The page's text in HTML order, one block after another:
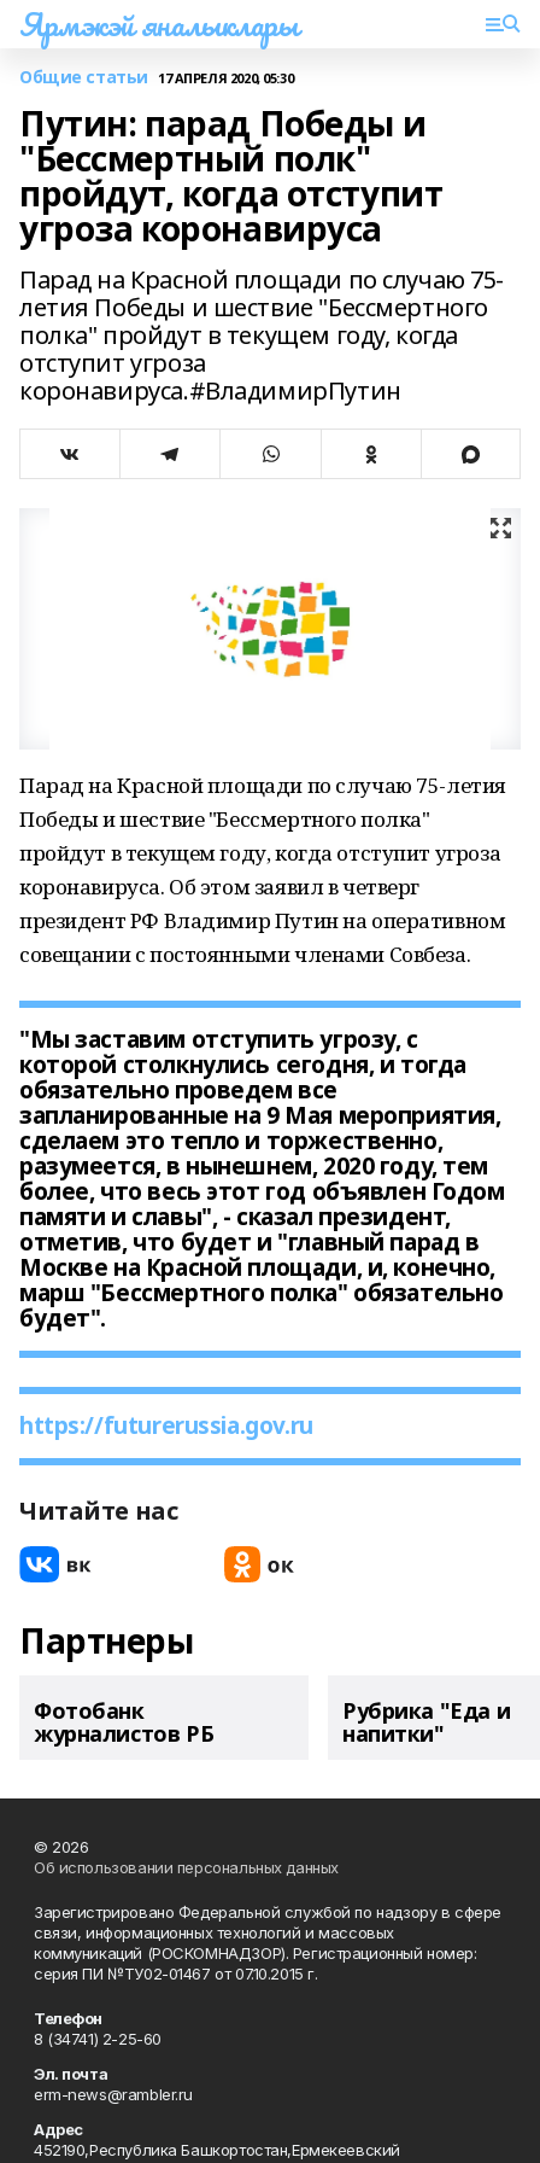
Ярмэкэй яналыклары
Общие статьи 17 АПРЕЛЯ 2020, 05:30
Путин: парад Победы и
"Бессмертный полк"
пройдут, когда отступит
угроза коронавируса
Парад на Красной площади по случаю 75-
летия Победы и шествие "Бессмертного
полка" пройдут в текущем году, когда
отступит угроза
коронавируса.#ВладимирПутин
Парад на Красной площади по случаю 75-летия
Победы и шествие "Бессмертного полка"
пройдут в текущем году, когда отступит угроза
коронавируса. Об этом заявил в четверг
президент РФ Владимир Путин на оперативном
совещании с постоянными членами Совбеза.
"Мы заставим отступить угрозу, с
которой столкнулись сегодня, и тогда
обязательно проведем все
запланированные на 9 Мая мероприятия,
сделаем это тепло и торжественно,
разумеется, в нынешнем, 2020 году, тем
более, что весь этот год объявлен Годом
памяти и славы", - сказал президент,
отметив, что будет и "главный парад в
Москве на Красной площади, и, конечно,
марш "Бессмертного полка" обязательно
будет".
https://futurerussia.gov.ru
Читайте нас
Партнеры
Фотобанк
журналистов РБ
Рубрика "Еда и
напитки"
© 2026
Об использовании персональных данных
Зарегистрировано Федеральной службой по надзору в сфере
связи, информационных технологий и массовых
коммуникаций (РОСКОМНАДЗОР). Регистрационный номер:
серия ПИ №ТУ02-01467 от 07.10.2015 г.
Телефон
8 (34741) 2-25-60
Эл. почта
erm-news@rambler.ru
Адрес
452190,Республика Башкортостан,Ермекеевский